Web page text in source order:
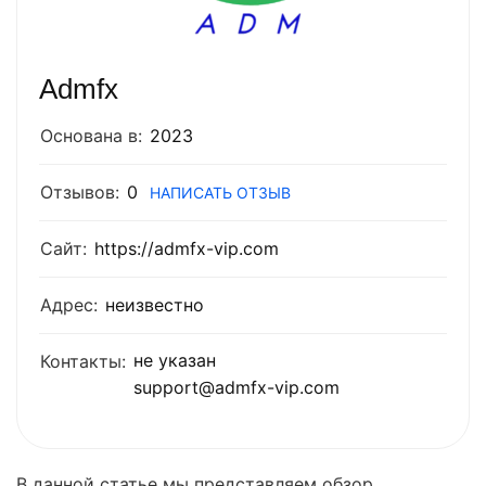
Admfx
Основана в: 2023
Отзывов: 0 НАПИСАТЬ ОТЗЫВ
Сайт: https://admfx-vip.com
Адрес: неизвестно
Контакты: не указан
support@admfx-vip.com